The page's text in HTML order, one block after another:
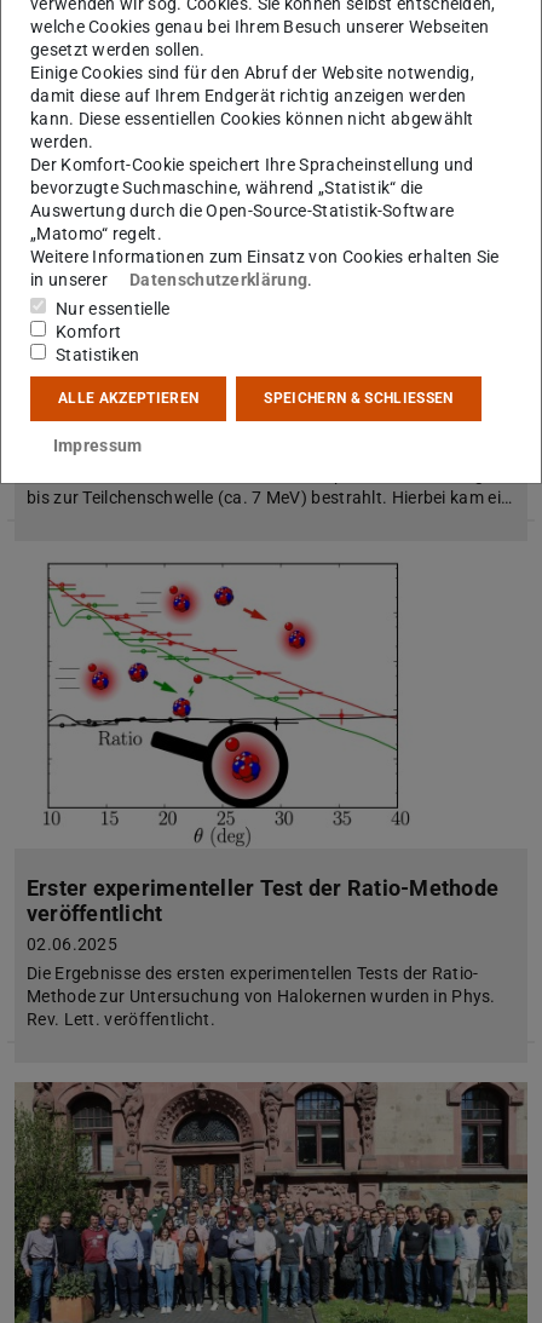
Weniger Chaos als erwartet an HIGS beobachtet
03.06.2025
Am nahezu monoenergetischen, vollständig polarisierten
bis zur Teilchenschwelle (ca. 7 MeV) bestrahlt. Hierbei kam ei…
Erster experimenteller Test der Ratio-Methode
veröffentlicht
02.06.2025
Die Ergebnisse des ersten experimentellen Tests der Ratio-
Methode zur Untersuchung von Halokernen wurden in Phys.
Rev. Lett. veröffentlicht.
welche Cookies genau bei Ihrem Besuch unserer Webseiten
gesetzt werden sollen.
Einige Cookies sind für den Abruf der Website notwendig,
damit diese auf Ihrem Endgerät richtig anzeigen werden
kann. Diese essentiellen Cookies können nicht abgewählt
werden.
Der Komfort-Cookie speichert Ihre Spracheinstellung und
bevorzugte Suchmaschine, während „Statistik“ die
Auswertung durch die Open-Source-Statistik-Software
„Matomo“ regelt.
Weitere Informationen zum Einsatz von Cookies erhalten Sie
in unserer
Datenschutzerklärung.
Nur essentielle
Komfort
Statistiken
ALLE AKZEPTIEREN SPEICHERN & SCHLIESSEN
Impressum